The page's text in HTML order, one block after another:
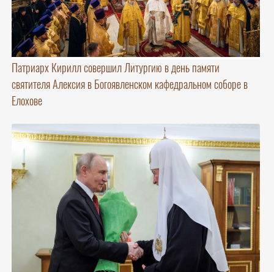
Патриарх Кирилл совершил Литургию в день памяти
святителя Алексия в Богоявленском кафедральном соборе в
Елохове